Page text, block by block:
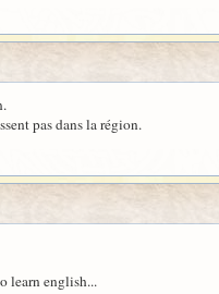
pas dans la région.
learn english...